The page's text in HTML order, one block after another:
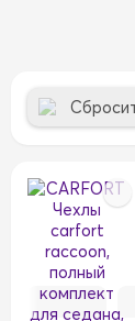
кожа